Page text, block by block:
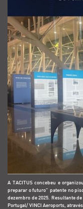
A TACITUS concebeu e
preparar o futuro” patente no
dezembro de 2025. Resultante
Portugal/ VINCI Aeroports,